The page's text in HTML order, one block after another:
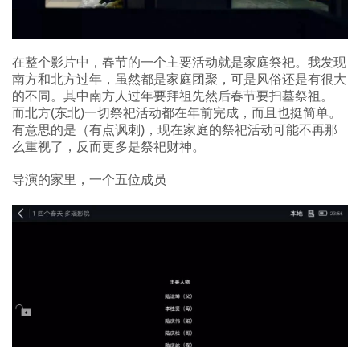
在整个影片中，春节的一个主要活动就是家庭祭祀。我发现
南方和北方过年，虽然都是家庭团聚，可是风俗还是有很大
的不同。其中南方人过年要拜祖先然后春节要扫墓祭祖。
而北方(东北)一切祭祀活动都在年前完成，而且也挺简单。
有意思的是（有点讽刺)，现在家庭的祭祀活动可能不再那
么重视了，反而更多是祭祀财神。
导演的家里，一个五位成员